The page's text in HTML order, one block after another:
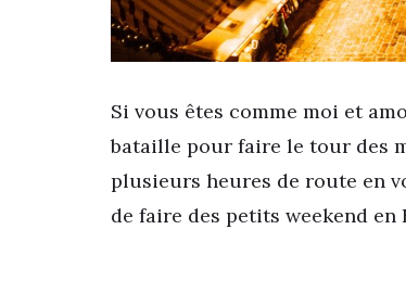
Si vous êtes comme moi et
bataille pour faire le tour des
plusieurs heures de route en
de faire des petits weekend